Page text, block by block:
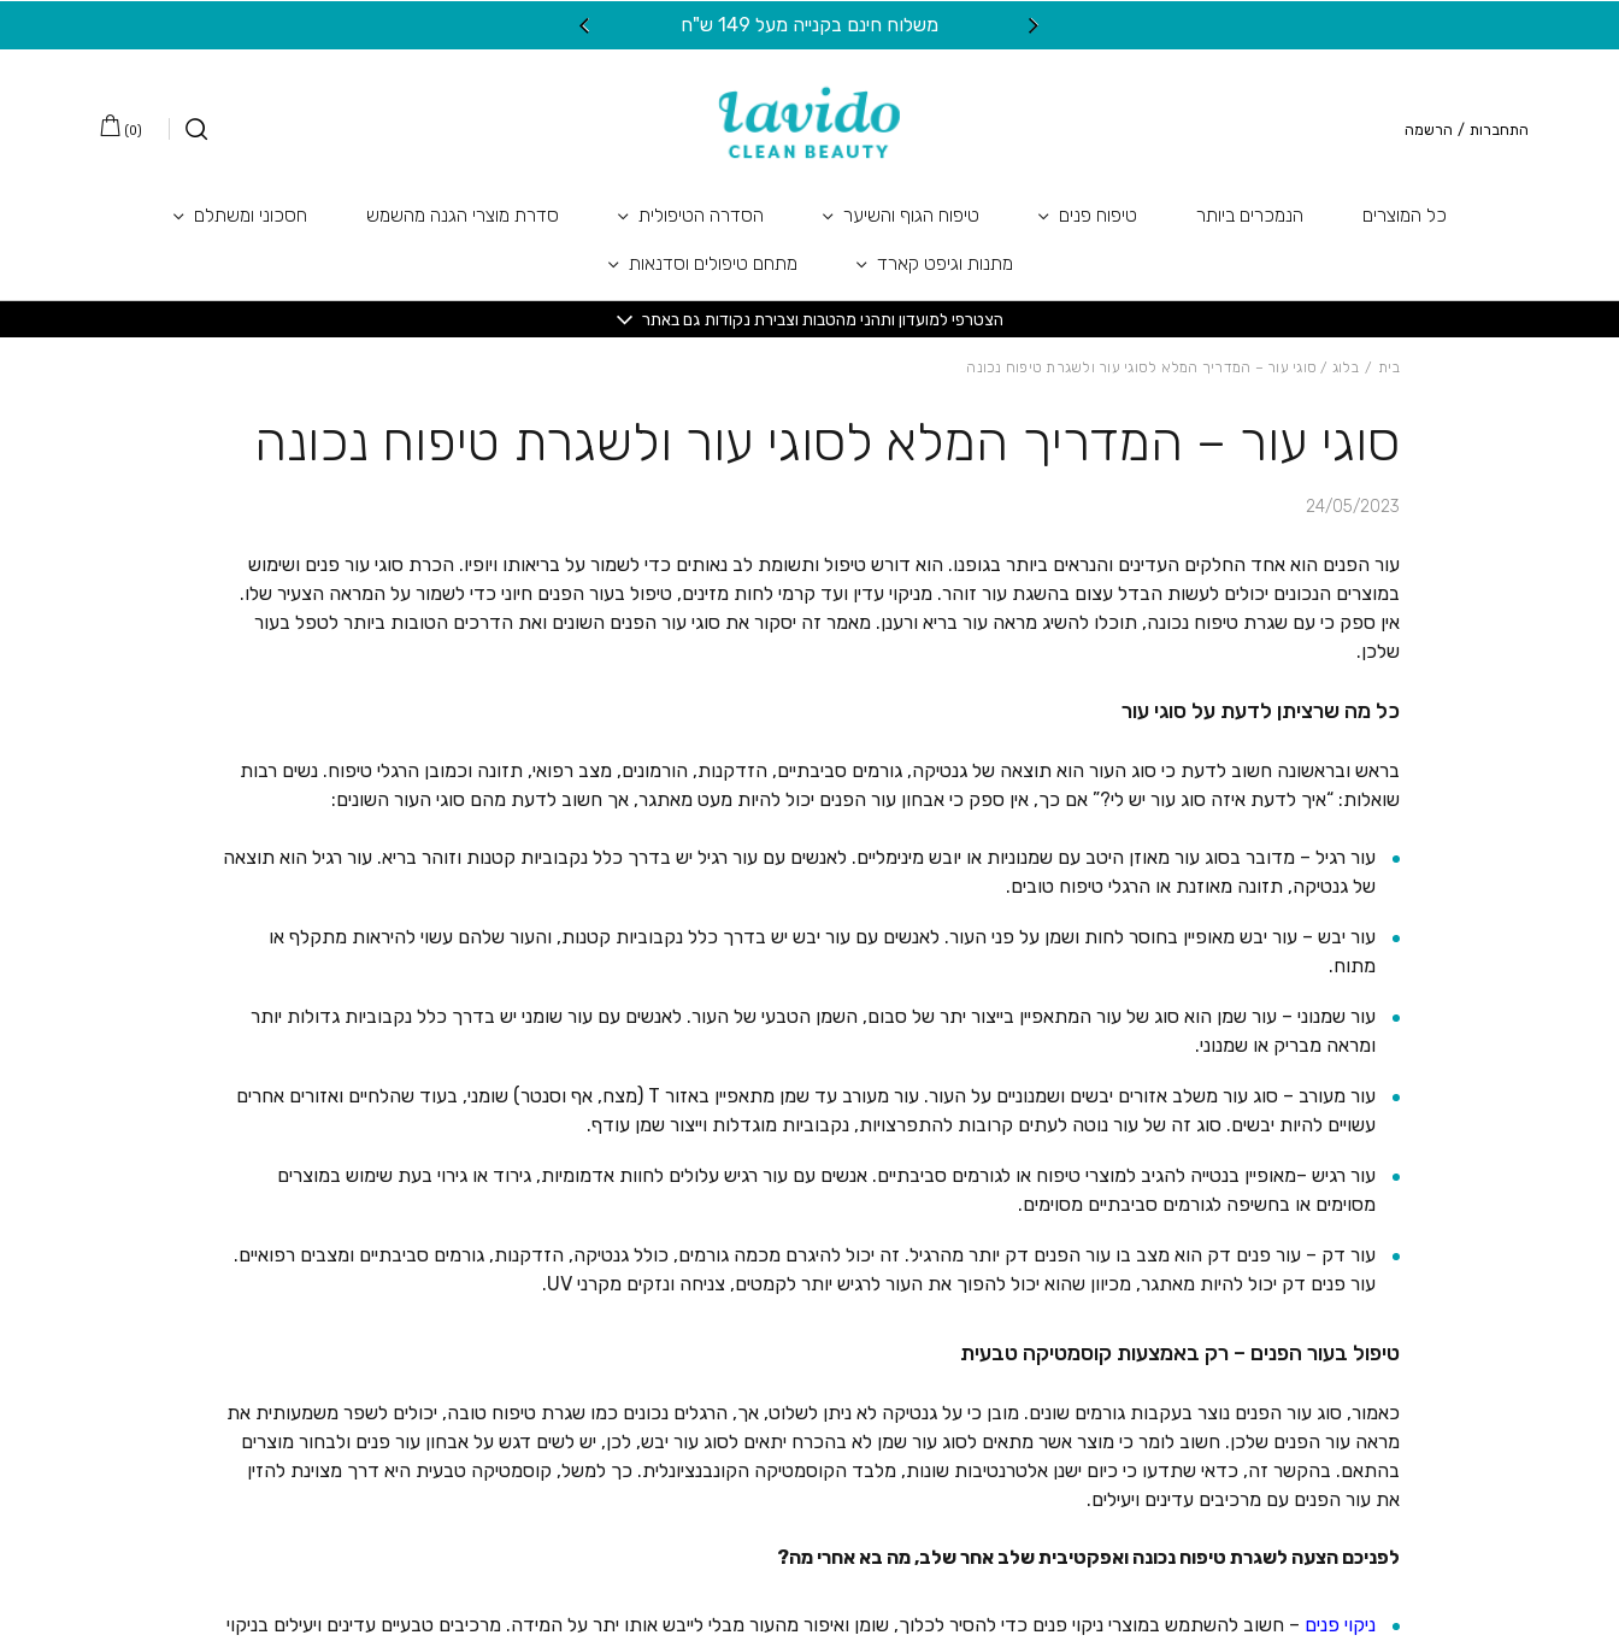
משלוח חינם בקנייה מעל 149 ש"ח
(
0
) התחברות / הרשמה
כל המוצרים הנמכרים ביותר טיפוח פנים טיפוח הגוף והשיער הסדרה הטיפולית סדרת מוצרי הגנה מהשמש חסכוני ומשתלם
מתנות וגיפט קארד מתחם טיפולים וסדנאות
הצטרפי למועדון ותהני מהטבות וצבירת נקודות גם באתר
בית / בלוג / סוגי עור – המדריך המלא לסוגי עור ולשגרת טיפוח נכונה
סוגי עור – המדריך המלא לסוגי עור ולשגרת טיפוח נכונה
24/05/2023
עור הפנים הוא אחד החלקים העדינים והנראים ביותר בגופנו. הוא דורש טיפול ותשומת לב נאותים כדי לשמור על בריאותו ויופיו. הכרת סוגי עור פנים ושימוש
במוצרים הנכונים יכולים לעשות הבדל עצום בהשגת עור זוהר. מניקוי עדין ועד קרמי לחות מזינים, טיפול בעור הפנים חיוני כדי לשמור על המראה הצעיר שלו.
אין ספק כי עם שגרת טיפוח נכונה, תוכלו להשיג מראה עור בריא ורענן. מאמר זה יסקור את סוגי עור הפנים השונים ואת הדרכים הטובות ביותר לטפל בעור
שלכן.
כל מה שרציתן לדעת על סוגי עור
בראש ובראשונה חשוב לדעת כי סוג העור הוא תוצאה של גנטיקה, גורמים סביבתיים, הזדקנות, הורמונים, מצב רפואי, תזונה וכמובן הרגלי טיפוח. נשים רבות
שואלות: “איך לדעת איזה סוג עור יש לי?” אם כך, אין ספק כי אבחון עור הפנים יכול להיות מעט מאתגר, אך חשוב לדעת מהם סוגי העור השונים:
עור רגיל – מדובר בסוג עור מאוזן היטב עם שמנוניות או יובש מינימליים. לאנשים עם עור רגיל יש בדרך כלל נקבוביות קטנות וזוהר בריא. עור רגיל הוא תוצאה
של גנטיקה, תזונה מאוזנת או הרגלי טיפוח טובים.
עור יבש – עור יבש מאופיין בחוסר לחות ושמן על פני העור. לאנשים עם עור יבש יש בדרך כלל נקבוביות קטנות, והעור שלהם עשוי להיראות מתקלף או
מתוח.
עור שמנוני – עור שמן הוא סוג של עור המתאפיין בייצור יתר של סבום, השמן הטבעי של העור. לאנשים עם עור שומני יש בדרך כלל נקבוביות גדולות יותר
ומראה מבריק או שמנוני.
עור מעורב – סוג עור משלב אזורים יבשים ושמנוניים על העור. עור מעורב עד שמן
מתאפיין באזור T (מצח, אף וסנטר) שומני, בעוד שהלחיים ואזורים אחרים
עשויים להיות יבשים. סוג זה של עור נוטה לעתים קרובות להתפרצויות, נקבוביות מוגדלות וייצור שמן עודף.
עור רגיש –מאופיין בנטייה להגיב למוצרי טיפוח או לגורמים סביבתיים. אנשים עם עור רגיש עלולים לחוות אדמומיות, גירוד או גירוי בעת שימוש במוצרים
מסוימים או בחשיפה לגורמים סביבתיים מסוימים.
עור דק – עור פנים דק הוא מצב בו עור הפנים דק יותר מהרגיל. זה יכול להיגרם מכמה גורמים, כולל גנטיקה, הזדקנות, גורמים סביבתיים ומצבים רפואיים.
עור פנים דק יכול להיות מאתגר, מכיוון שהוא יכול להפוך את העור לרגיש יותר לקמטים, צניחה ונזקים מקרני UV.
טיפול בעור הפנים – רק באמצעות קוסמטיקה טבעית
כאמור, סוג עור הפנים נוצר בעקבות גורמים שונים. מובן כי על גנטיקה לא ניתן לשלוט, אך, הרגלים נכונים כמו שגרת טיפוח טובה, יכולים לשפר משמעותית את
מראה עור הפנים שלכן. חשוב לומר כי מוצר אשר מתאים לסוג עור שמן לא בהכרח יתאים לסוג עור יבש, לכן, יש לשים דגש על אבחון עור פנים ולבחור מוצרים
בהתאם. בהקשר זה, כדאי שתדעו כי כיום ישנן אלטרנטיבות שונות, מלבד הקוסמטיקה הקונבנציונלית. כך למשל, קוסמטיקה טבעית היא דרך מצוינת להזין
את עור הפנים עם מרכיבים עדינים ויעילים.
לפניכם הצעה לשגרת טיפוח נכונה ואפקטיבית שלב אחר שלב, מה בא אחרי מה?
ניקוי פנים – חשוב להשתמש במוצרי ניקוי פנים כדי להסיר לכלוך, שומן ואיפור מהעור מבלי לייבש אותו יתר על המידה. מרכיבים טבעיים עדינים ויעילים בניקוי